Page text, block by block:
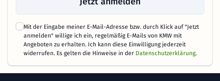
Mit der Eingabe meiner E-Mail-Adresse bzw. durch Klick auf "Jetzt
anmelden" willige ich ein, regelmäßig E-Mails von KMW mit
Angeboten zu erhalten. Ich kann diese Einwilligung jederzeit
widerrufen. Es gelten die Hinweise in der Datenschutzerklärung.